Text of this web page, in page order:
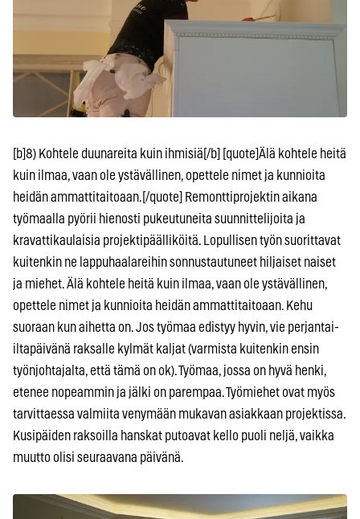
[b]8) Kohtele duunareita kuin ihmisiä[/b] [quote]Älä kohtele heitä
kuin ilmaa, vaan ole ystävällinen, opettele nimet ja kunnioita
heidän ammattitaitoaan.[/quote] Remonttiprojektin aikana
työmaalla pyörii hienosti pukeutuneita suunnittelijoita ja
kravattikaulaisia projektipäälliköitä. Lopullisen työn suorittavat
kuitenkin ne lappuhaalareihin sonnustautuneet hiljaiset naiset
ja miehet. Älä kohtele heitä kuin ilmaa, vaan ole ystävällinen,
opettele nimet ja kunnioita heidän ammattitaitoaan. Kehu
suoraan kun aihetta on. Jos työmaa edistyy hyvin, vie perjantai-
iltapäivänä raksalle kylmät kaljat (varmista kuitenkin ensin
työnjohtajalta, että tämä on ok). Työmaa, jossa on hyvä henki,
etenee nopeammin ja jälki on parempaa. Työmiehet ovat myös
tarvittaessa valmiita venymään mukavan asiakkaan projektissa.
Kusipäiden raksoilla hanskat putoavat kello puoli neljä, vaikka
muutto olisi seuraavana päivänä.